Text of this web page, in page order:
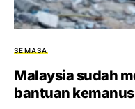
SEMASA
Malaysia sudah
bantuan